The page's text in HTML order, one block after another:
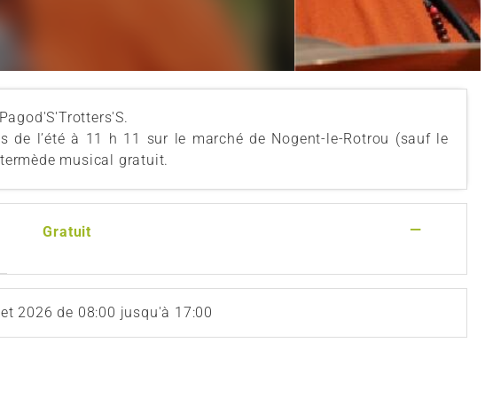
de l’été à 11 h 11 sur le marché de Nogent-le-Rotrou (sauf le
musical gratuit.
Gratuit —
2026 de 08:00 jusqu'à 17:00